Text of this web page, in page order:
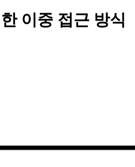
이중 접근 방식